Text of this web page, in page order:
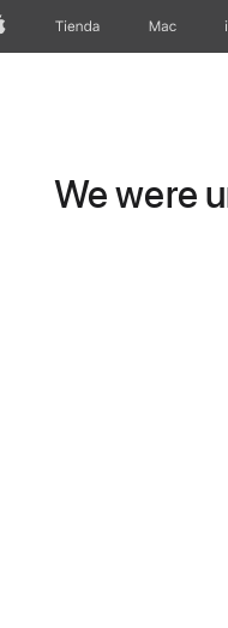
AppleTienda Mac
We were